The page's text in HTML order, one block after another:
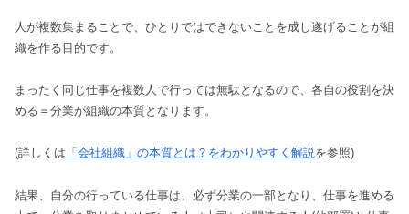
人が複数集まることで、ひとりではできないことを成し遂げることが組
織を作る目的です。
まったく同じ仕事を複数人で行っては無駄となるので、各自の役割を決
める＝分業が組織の本質となります。
(詳しくは 「会社組織」の本質とは？をわかりやすく解説を参照)
結果、自分の行っている仕事は、必ず分業の一部となり、仕事を進める